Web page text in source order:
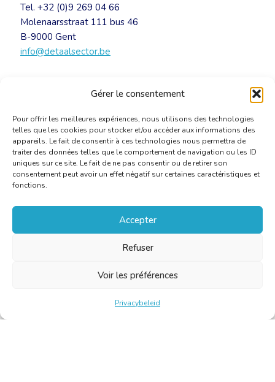
Gérer le consentement
Pour offrir les meilleures expériences, nous utilisons des technologies
telles que les cookies pour stocker et/ou accéder aux informations des
appareils. Le fait de consentir à ces technologies nous permettra de
traiter des données telles que le comportement de navigation ou les ID
uniques sur ce site. Le fait de ne pas consentir ou de retirer son
consentement peut avoir un effet négatif sur certaines caractéristiques et
fonctions.
Accepter
Refuser
Voir les préférences
Privacybeleid
Tel. +32 (0)9 269 04 66
Molenaarsstraat 111 bus 46
B-9000 Gent
info@detaalsector.be
(Language Industry Awards) 2015 zijn bekend
[PDF]